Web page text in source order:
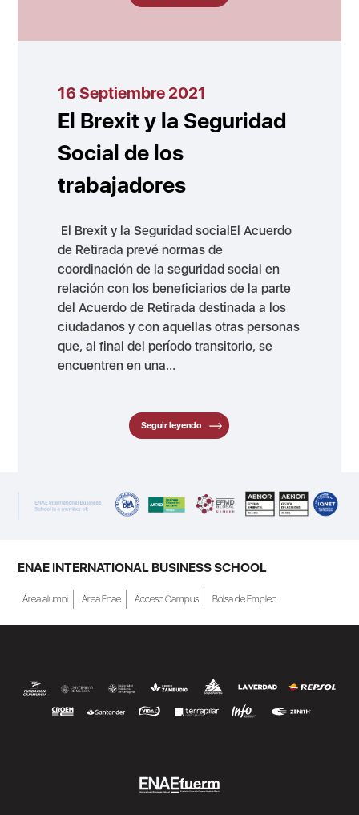
16 Septiembre 2021
El Brexit y la Seguridad
Social de los
trabajadores
El Brexit y la Seguridad socialEl Acuerdo
de Retirada prevé normas de
coordinación de la seguridad social en
relación con los beneficiarios de la parte
del Acuerdo de Retirada destinada a los
ciudadanos y con aquellas otras personas
que, al final del período transitorio, se
encuentren en una...
Seguir leyendo
ENAE INTERNATIONAL BUSINESS SCHOOL
Área alumni Área Enae Acceso Campus Bolsa de Empleo